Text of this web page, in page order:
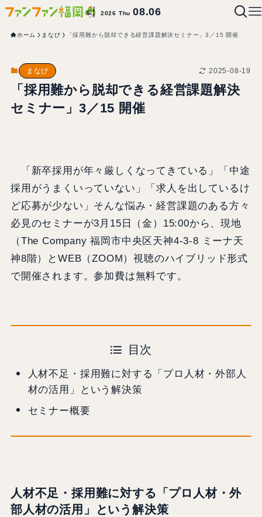
2026 Thu08.06
ホーム まなび 「採用難から脱却できる経営課題解決セミナー」3／15 開催
まなび 2025-08-19
「採用難から脱却できる経営課題解決
セミナー」3／15 開催
「新卒採用が年々厳しくなってきている」「中途
採用がうまくいっていない」「求人を出しているけ
ど応募が少ない」そんな悩み・経営課題のある方々
必見のセミナーが3月15日（金）15:00から、現地
（The Company 福岡市中央区天神4-3-8 ミーナ天
神8階）とWEB（ZOOM）視聴のハイブリッド形式
で開催されます。参加費は無料です。
目次
人材不足・採用難に対する「プロ人材・外部人
材の活用」という解決策
セミナー概要
人材不足・採用難に対する「プロ人材・外
部人材の活用」という解決策